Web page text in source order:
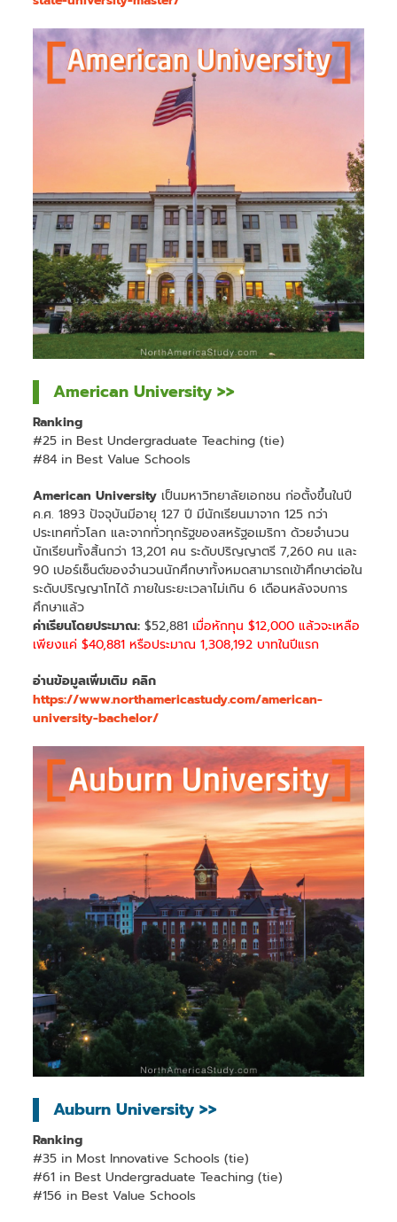
American University >>
Ranking
#25 in Best Undergraduate Teaching (tie)
#84 in Best Value Schools
American University เป็นมหาวิทยาลัยเอกชน ก่อตั้งขึ้นในปี
ค.ศ. 1893 ปัจจุบันมีอายุ 127 ปี มีนักเรียนมาจาก 125 กว่า
ประเทศทั่วโลก และจากทั่วทุกรัฐของสหรัฐอเมริกา ด้วยจำนวน
นักเรียนทั้งสิ้นกว่า 13,201 คน ระดับปริญญาตรี 7,260 คน และ
90 เปอร์เซ็นต์ของจำนวนนักศึกษาทั้งหมดสามารถเข้าศึกษาต่อใน
ระดับปริญญาโทได้ ภายในระยะเวลาไม่เกิน 6 เดือนหลังจบการ
ศึกษาแล้ว
ค่าเรียนโดยประมาณ: $52,881 เมื่อหักทุน $12,000 แล้วจะเหลือ
เพียงแค่ $40,881 หรือประมาณ 1,308,192 บาทในปีแรก
อ่านข้อมูลเพิ่มเติม คลิก
https://www.northamericastudy.com/american-
university-bachelor/
Auburn University >>
Ranking
#35 in Most Innovative Schools (tie)
#61 in Best Undergraduate Teaching (tie)
#156 in Best Value Schools